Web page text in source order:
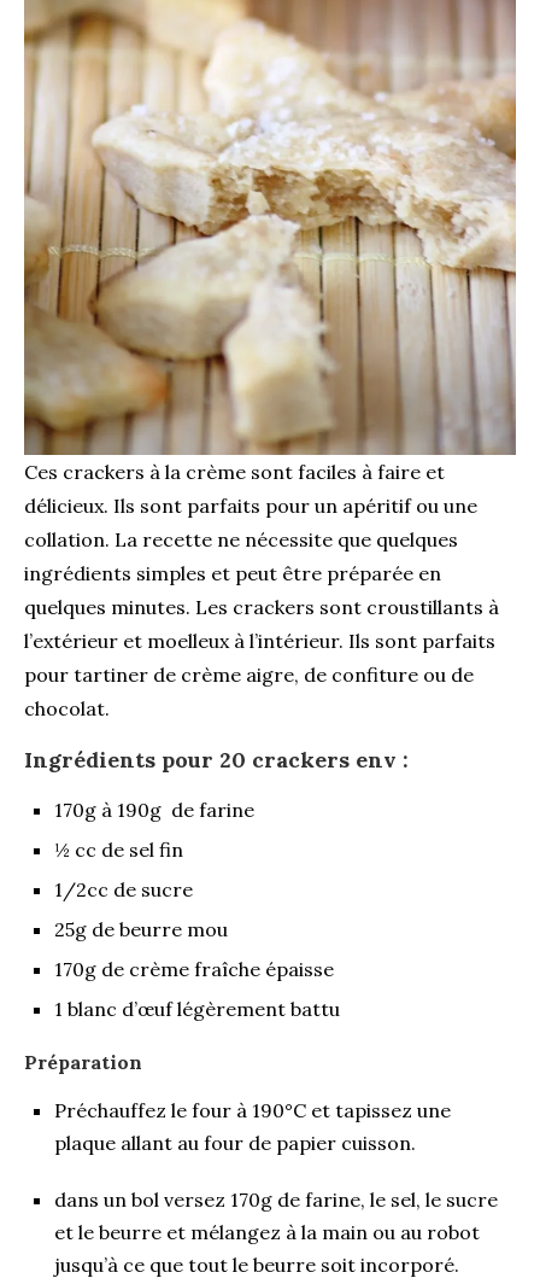
Ces crackers à la crème sont faciles à faire et
délicieux. Ils sont parfaits pour un apéritif ou une
collation. La recette ne nécessite que quelques
ingrédients simples et peut être préparée en
quelques minutes. Les crackers sont croustillants à
l’extérieur et moelleux à l’intérieur. Ils sont parfaits
pour tartiner de crème aigre, de confiture ou de
chocolat.
Ingrédients pour 20 crackers env :
170g à 190g de farine
½ cc de sel fin
1/2cc de sucre
25g de beurre mou
170g de crème fraîche épaisse
1 blanc d’œuf légèrement battu
Préparation
Préchauffez le four à 190°C et tapissez une
plaque allant au four de papier cuisson.
dans un bol versez 170g de farine, le sel, le sucre
et le beurre et mélangez à la main ou au robot
jusqu’à ce que tout le beurre soit incorporé.